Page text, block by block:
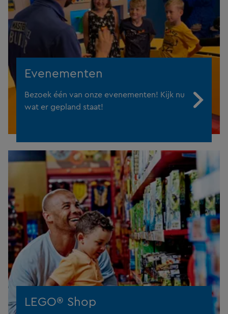
Evenementen
Bezoek één van onze evenementen! Kijk nu
wat er gepland staat!
LEGO® Shop